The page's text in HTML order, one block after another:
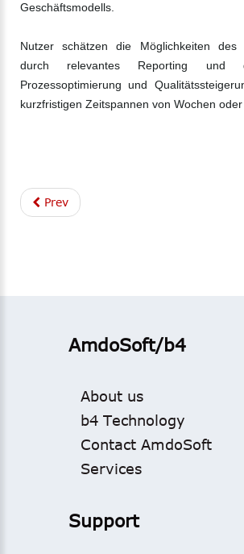
Geschäftsmodells.
Nutzer schätzen die Möglichkeiten des
durch relevantes Reporting und
Prozessoptimierung und
kurzfristigen Zeitspannen von Wochen
Prev
AmdoSoft/b4
About us
b4 Technology
Contact AmdoSoft
Services
Support